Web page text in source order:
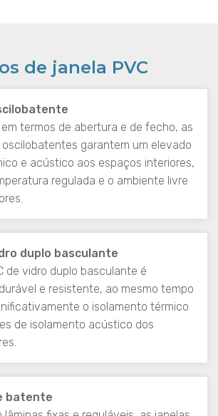
de janela PVC
termos de abertura e de fecho, as
oscilobatentes garantem um elevado
e acústico aos espaços interiores,
regulada e o ambiente livre
duplo basculante
de vidro duplo basculante é
e resistente, ao mesmo tempo
o isolamento térmico
de isolamento acústico dos
batente